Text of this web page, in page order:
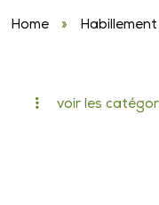
Home » Habillement
voir les